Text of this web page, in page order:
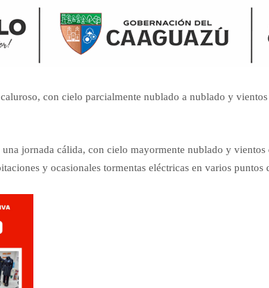
con cielo parcialmente nublado a nublado y
una jornada cálida, con cielo mayormente nublado y
y ocasionales tormentas eléctricas en varios puntos